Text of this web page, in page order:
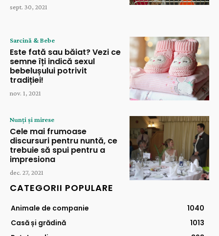
sept. 30, 2021
Sarcină & Bebe
Este fată sau băiat? Vezi ce
semne îți indică sexul
bebelușului potrivit
tradiției!
nov. 1, 2021
Nunți și mirese
Cele mai frumoase
discursuri pentru nuntă, ce
trebuie să spui pentru a
impresiona
dec. 27, 2021
CATEGORII POPULARE
Animale de companie
1040
Casă și grădină
1013